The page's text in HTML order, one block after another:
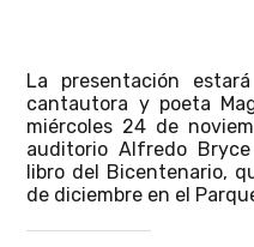
La presentación
cantautora y poeta
miércoles 24 de
auditorio Alfredo
libro del Bicentenario,
de diciembre en el